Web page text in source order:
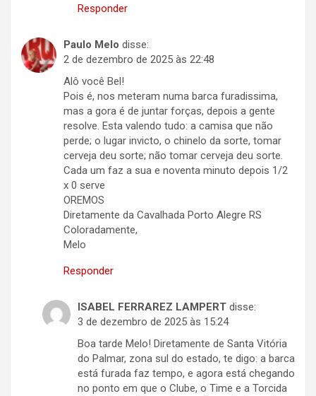
Responder
Paulo Melo disse:
2 de dezembro de 2025 às 22:48
Alô você Bel!
Pois é, nos meteram numa barca furadissima,
mas a gora é de juntar forças, depois a gente
resolve. Esta valendo tudo: a camisa que não
perde; o lugar invicto, o chinelo da sorte, tomar
cerveja deu sorte; não tomar cerveja deu sorte.
Cada um faz a sua e noventa minuto depois 1/2
x 0 serve
OREMOS
Diretamente da Cavalhada Porto Alegre RS
Coloradamente,
Melo
Responder
ISABEL FERRAREZ LAMPERT disse:
3 de dezembro de 2025 às 15:24
Boa tarde Melo! Diretamente de Santa Vitória
do Palmar, zona sul do estado, te digo: a barca
está furada faz tempo, e agora está chegando
no ponto em que o Clube, o Time e a Torcida